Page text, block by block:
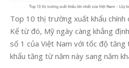
Top 10 thị trường xuất khẩu chính
Kể từ đó, Mỹ ngày càng khẳng
số 1 của Việt Nam với tốc độ
khẩu tăng từ năm này sang năm